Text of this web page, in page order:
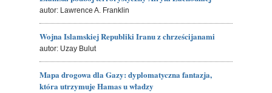
autor: Lawrence A. Franklin
Wojna Islamskiej Republiki Iranu z chrześcijanami
autor: Uzay Bulut
Mapa drogowa dla Gazy: dyplomatyczna fantazja,
która utrzymuje Hamas u władzy